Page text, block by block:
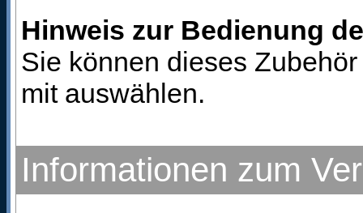
Hinweis zur Bedienung
Sie können dieses
mit auswählen.
Informationen zum